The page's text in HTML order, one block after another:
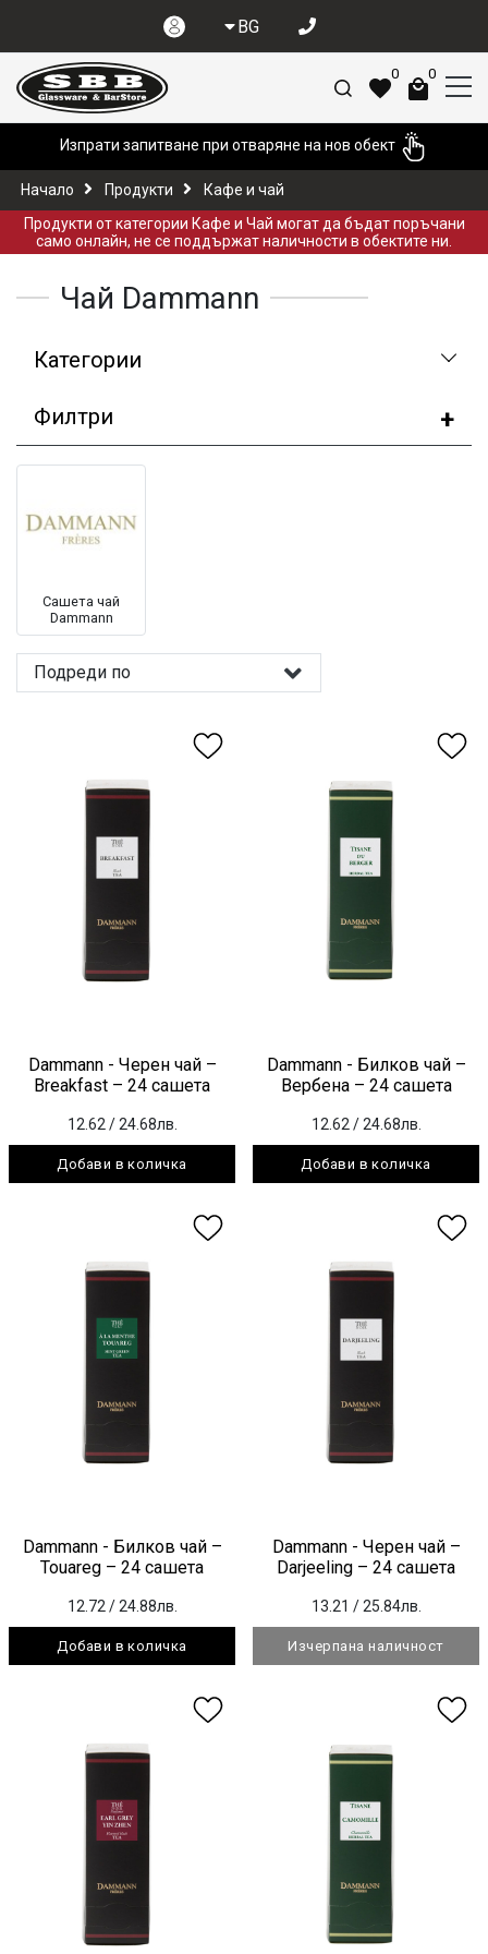
BG
0 0
Изпрати запитване при отваряне на нов обект
Начало Продукти
Кафе и чай
Продукти от категории Кафе и Чай могат да бъдат поръчани
само онлайн, не се поддържат наличности в обектите ни.
Чай Dammann
Категории
Филтри
Сашета чай
Dammann
Подреди по
Dammann - Черен чай –
Breakfast – 24 сашета
12.62 / 24.68лв.
Добави в количка
Dammann - Билков чай –
Вербена – 24 сашета
12.62 / 24.68лв.
Добави в количка
Dammann - Билков чай –
Touareg – 24 сашета
12.72 / 24.88лв.
Добави в количка
Dammann - Черен чай –
Darjeeling – 24 сашета
13.21 / 25.84лв.
Изчерпана наличност